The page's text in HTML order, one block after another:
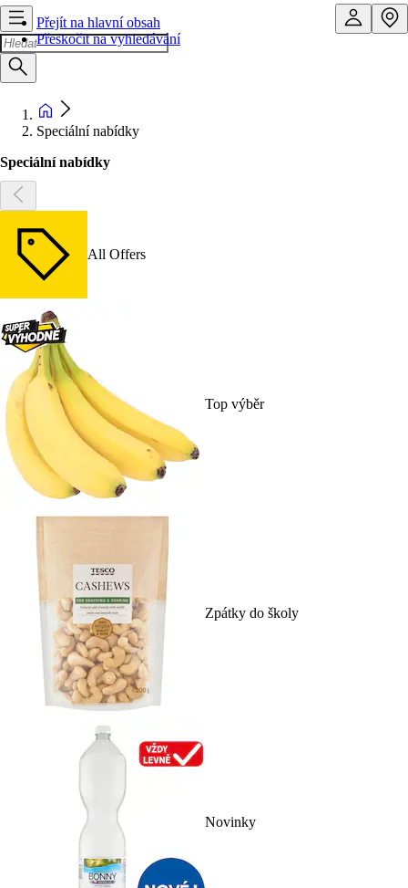
Přejít na hlavní obsah
Přeskočit na vyhledávání
Speciální nabídky
Speciální nabídky
All Offers
Top výběr
Zpátky do školy
Novinky